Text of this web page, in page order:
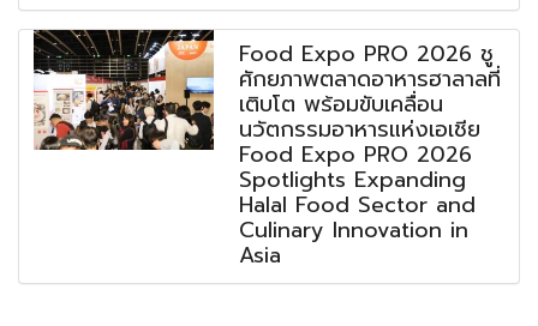
Food Expo PRO 2026 ชู
ศักยภาพตลาดอาหารฮาลาลที่
เติบโต พร้อมขับเคลื่อน
นวัตกรรมอาหารแห่งเอเชีย
Food Expo PRO 2026
Spotlights Expanding
Halal Food Sector and
Culinary Innovation in
Asia